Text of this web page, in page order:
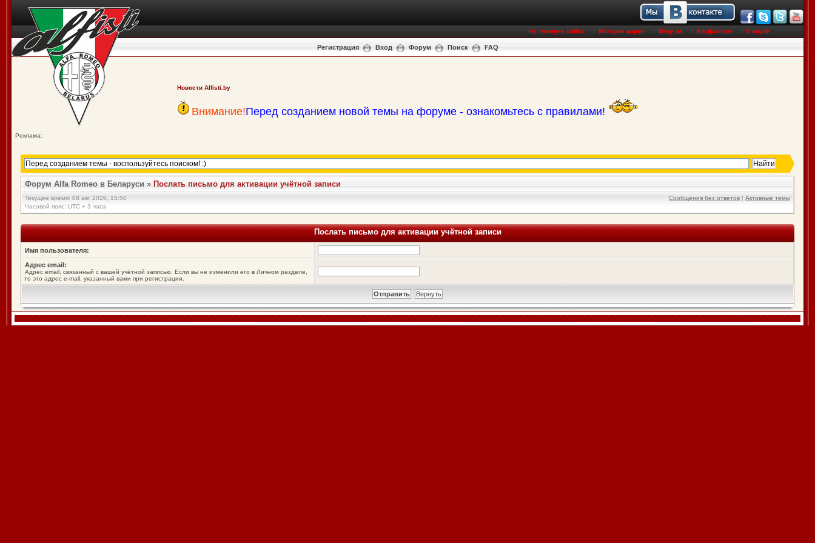
На главную сайта История марки Модели Альфистам О клубе
Регистрация Вход Форум Поиск FAQ
Новости Alfisti.by
Внимание!Перед созданием новой темы на форуме - ознакомьтесь с правилами!
Реклама:
Форум Alfa Romeo в Беларуси » Послать письмо для активации учётной записи
Текущее время: 08 авг 2026, 15:50
Часовой пояс: UTC + 3 часа
Сообщения без ответов | Активные темы
Послать письмо для активации учётной записи
Имя пользователя:
Адрес email:
Адрес email, связанный с вашей учётной записью. Если вы не изменили его в Личном разделе,
то это адрес e-mail, указанный вами при регистрации.